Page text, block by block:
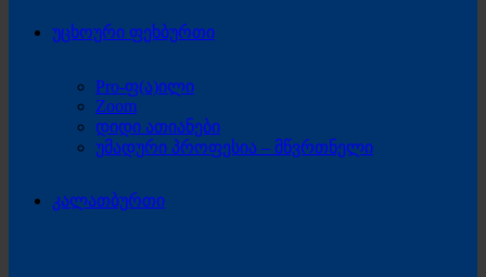
უცხოური ფეხბურთი
Pro-ფ(ა)ილი
Zoom
დიდი ათიანები
უმადური პროფესია – მწვრთნელი
კალათბურთი